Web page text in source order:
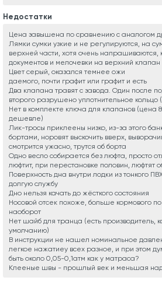
Недостатки
Цена завышена по сравнению с аналогом
Лямки сумки узкие и не регулируются, на
верхней части, хотя очень
документов и мелочевки на верхний клапан
Цвет серый, оказался темнее ожи
даемого, почти графит или графит и есть
Два клапана травят с завода. Один после
второго разрушено уплотнительное
Нет в комплекте ключа для клапанов (цена
дешевле)
Лик-тросы приклеены низко, из-за этого
бортами, норовят выскочить вверх,
смотрится ужасно, трутся об борта
Одно весло собирается без люфта, просто
люфтит, при перестановке половин, люфтят
Поверхность дна внутри лодки из тонкого
долгую службу
Дно нельзя качать до жёсткого состояния
Носовой отсек похоже, больше кормового
наоборот
Нет шайб для транца (есть производитель,
умолчанию)
В инструкции не нашел номинальное
легкое нажатиеу всех разное, и при этом
быть около 0,05-0,1атм как у матраса?
Клееные швы - прошлый век и меньшая